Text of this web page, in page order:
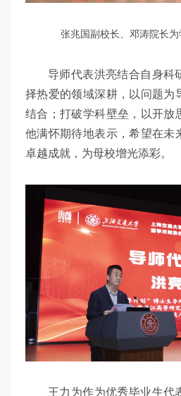
张兆国副校长、邓涛院长
导师代表洪亮结合自身科
择热爱的领域深耕，以问题为
结合；打破学科壁垒，以开放
他满怀期待地表示，希望在未
卓越成就，为母校增光添彩。
王力为作为优秀毕业生代